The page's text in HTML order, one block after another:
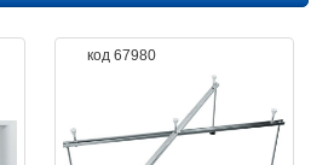
код 67980